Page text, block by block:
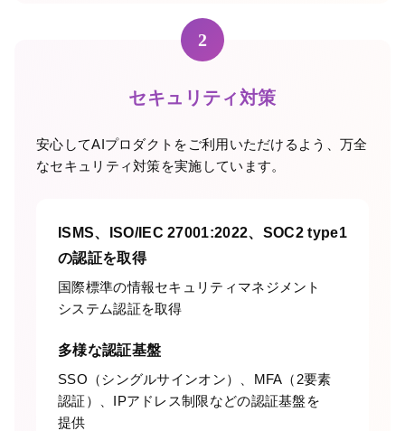
2
セキュリティ対策
安心してAIプロダクトをご利用いただけるよう、万全
なセキュリティ対策を実施しています。
ISMS、ISO/IEC 27001:2022、SOC2 type1
の認証を取得
国際標準の情報セキュリティマネジメント
システム認証を取得
多様な認証基盤
SSO（シングルサインオン）、MFA（2要素
認証）、IPアドレス制限などの認証基盤を
提供